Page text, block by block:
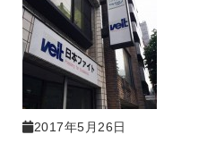
2017年5月26日